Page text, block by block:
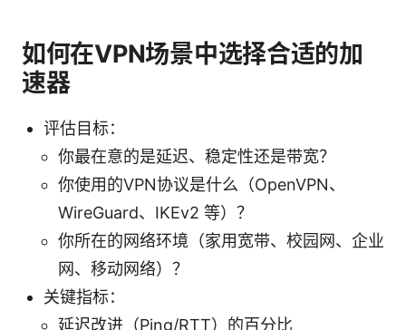
如何在VPN场景中选择合适的加
速器
评估目标：
你最在意的是延迟、稳定性还是带宽？
你使用的VPN协议是什么（OpenVPN、
WireGuard、IKEv2 等）？
你所在的网络环境（家用宽带、校园网、企业
网、移动网络）？
关键指标：
延迟改进（Ping/RTT）的百分比